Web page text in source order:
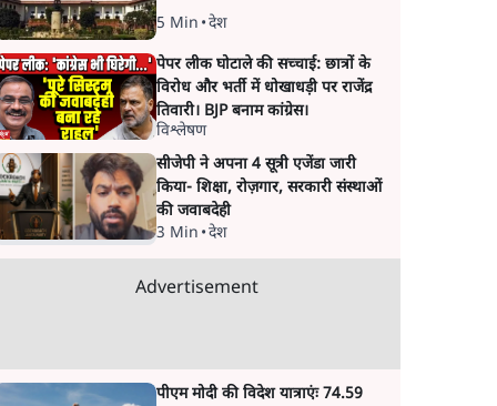
5 Min •देश
पेपर लीक घोटाले की सच्चाई: छात्रों के
विरोध और भर्ती में धोखाधड़ी पर राजेंद्र
तिवारी। BJP बनाम कांग्रेस।
विश्लेषण
सीजेपी ने अपना 4 सूत्री एजेंडा जारी
किया- शिक्षा, रोज़गार, सरकारी संस्थाओं
की जवाबदेही
3 Min •देश
Advertisement
पीएम मोदी की विदेश यात्राएंः 74.59